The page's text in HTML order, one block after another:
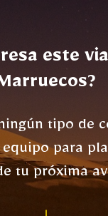
este
tipo de
para
tu próxima